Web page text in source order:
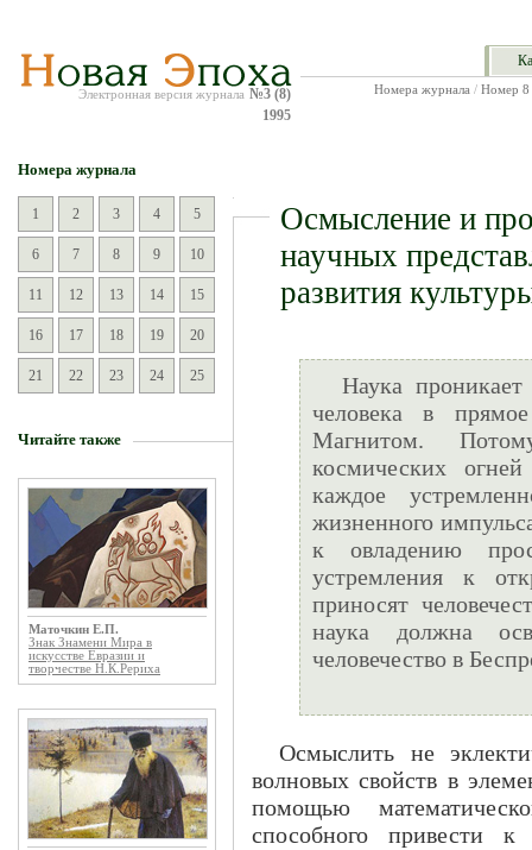
Электронная версия журнала №3 (8)
1995
Номера журнала / Номер 8
Номера журнала
1 2 3 4 5
6 7 8 9 10
11 12 13 14 15
16 17 18 19 20
21 22 23 24 25
Читайте также
Маточкин Е.П.
Знак Знамени Мира в
искусстве Евразии и
творчестве Н.К.Рериха
Осмысление и
научных
развития
Наука
человека в
Магнитом.
космических
каждое
жизненного
к овладению
устремления к
приносят
наука должна
человечество в
Осмыслить не
волновых свойств в
помощью
способного привести